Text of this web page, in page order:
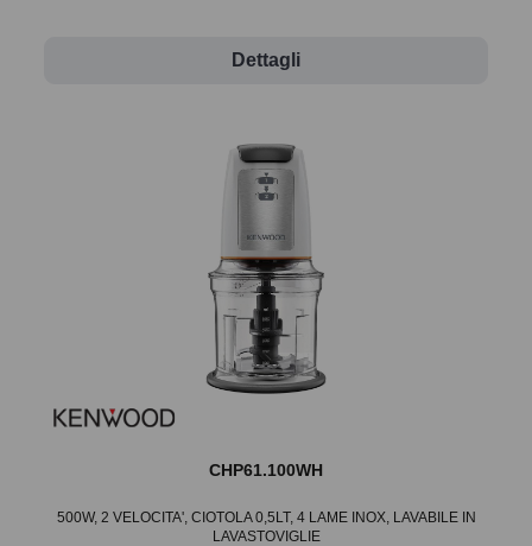
Dettagli
CHP61.100WH
500W, 2 VELOCITA', CIOTOLA 0,5LT, 4 LAME INOX, LAVABILE IN
LAVASTOVIGLIE